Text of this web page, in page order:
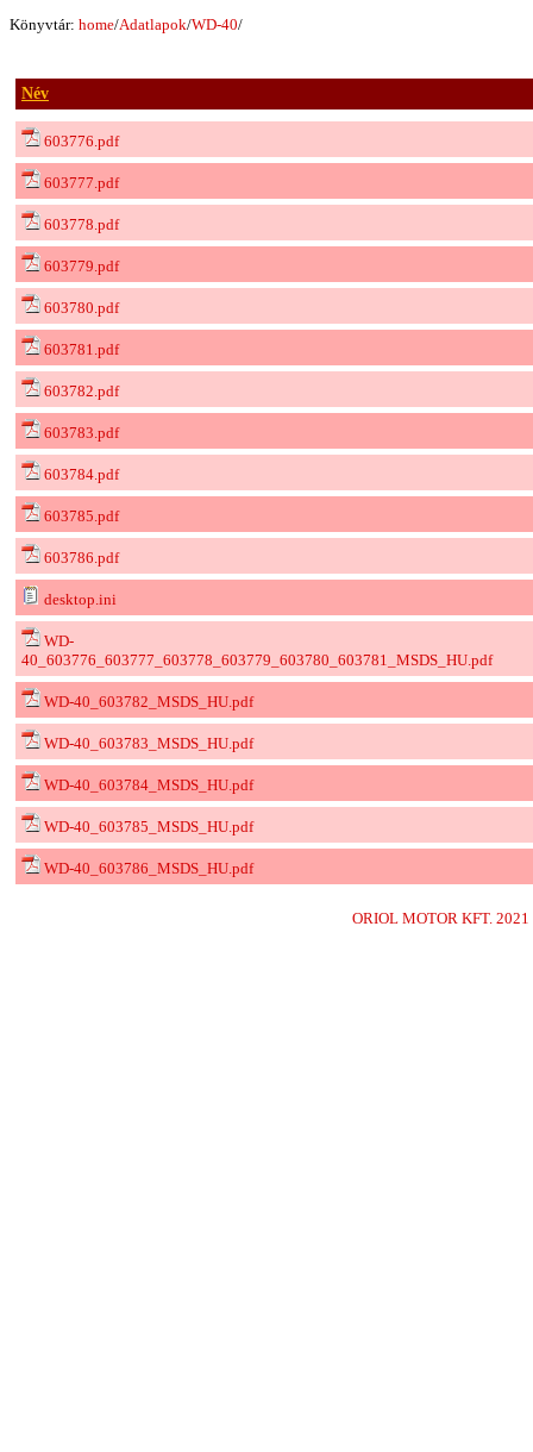
Könyvtár: home/Adatlapok/WD-40/
Név
603776.pdf
603777.pdf
603778.pdf
603779.pdf
603780.pdf
603781.pdf
603782.pdf
603783.pdf
603784.pdf
603785.pdf
603786.pdf
desktop.ini
WD-
40_603776_603777_603778_603779_603780_603781_MSDS_HU.pdf
WD-40_603782_MSDS_HU.pdf
WD-40_603783_MSDS_HU.pdf
WD-40_603784_MSDS_HU.pdf
WD-40_603785_MSDS_HU.pdf
WD-40_603786_MSDS_HU.pdf
ORIOL MOTOR KFT. 2021